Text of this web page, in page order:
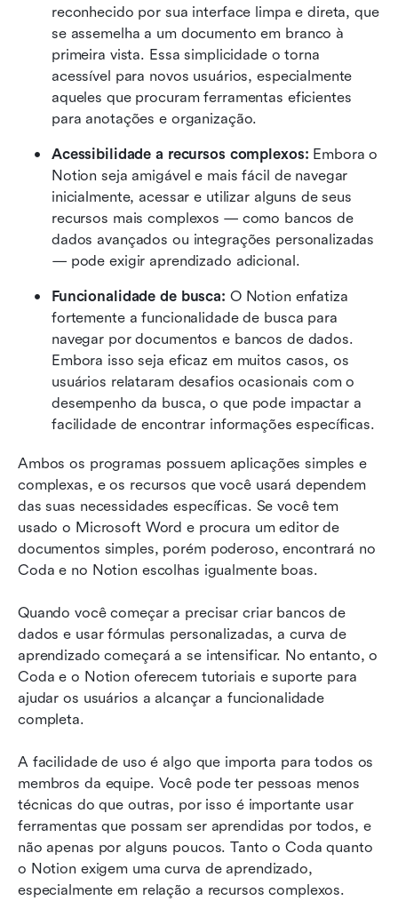
reconhecido por sua interface limpa e direta, que
se assemelha a um documento em branco à
primeira vista. Essa simplicidade o torna
acessível para novos usuários, especialmente
aqueles que procuram ferramentas eficientes
para anotações e organização.
Acessibilidade a recursos complexos: Embora o
Notion seja amigável e mais fácil de navegar
inicialmente, acessar e utilizar alguns de seus
recursos mais complexos — como bancos de
dados avançados ou integrações personalizadas
— pode exigir aprendizado adicional.
Funcionalidade de busca: O Notion enfatiza
fortemente a funcionalidade de busca para
navegar por documentos e bancos de dados.
Embora isso seja eficaz em muitos casos, os
usuários relataram desafios ocasionais com o
desempenho da busca, o que pode impactar a
facilidade de encontrar informações específicas.
Ambos os programas possuem aplicações simples e
complexas, e os recursos que você usará dependem
das suas necessidades específicas. Se você tem
usado o Microsoft Word e procura um editor de
documentos simples, porém poderoso, encontrará no
Coda e no Notion escolhas igualmente boas.
Quando você começar a precisar criar bancos de
dados e usar fórmulas personalizadas, a curva de
aprendizado começará a se intensificar. No entanto, o
Coda e o Notion oferecem tutoriais e suporte para
ajudar os usuários a alcançar a funcionalidade
completa.
A facilidade de uso é algo que importa para todos os
membros da equipe. Você pode ter pessoas menos
técnicas do que outras, por isso é importante usar
ferramentas que possam ser aprendidas por todos, e
não apenas por alguns poucos. Tanto o Coda quanto
o Notion exigem uma curva de aprendizado,
especialmente em relação a recursos complexos.